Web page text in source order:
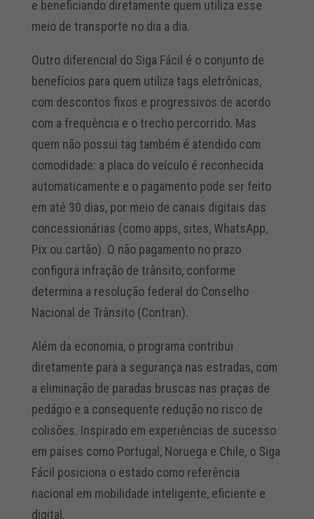
e beneficiando diretamente quem utiliza esse
meio de transporte no dia a dia.
Outro diferencial do Siga Fácil é o conjunto de
benefícios para quem utiliza tags eletrônicas,
com descontos fixos e progressivos de acordo
com a frequência e o trecho percorrido. Mas
quem não possui tag também é atendido com
comodidade: a placa do veículo é reconhecida
automaticamente e o pagamento pode ser feito
em até 30 dias, por meio de canais digitais das
concessionárias (como apps, sites, WhatsApp,
Pix ou cartão). O não pagamento no prazo
configura infração de trânsito, conforme
determina a resolução federal do Conselho
Nacional de Trânsito (Contran).
Além da economia, o programa contribui
diretamente para a segurança nas estradas, com
a eliminação de paradas bruscas nas praças de
pedágio e a consequente redução no risco de
colisões. Inspirado em experiências de sucesso
em países como Portugal, Noruega e Chile, o Siga
Fácil posiciona o estado como referência
nacional em mobilidade inteligente, eficiente e
digital.